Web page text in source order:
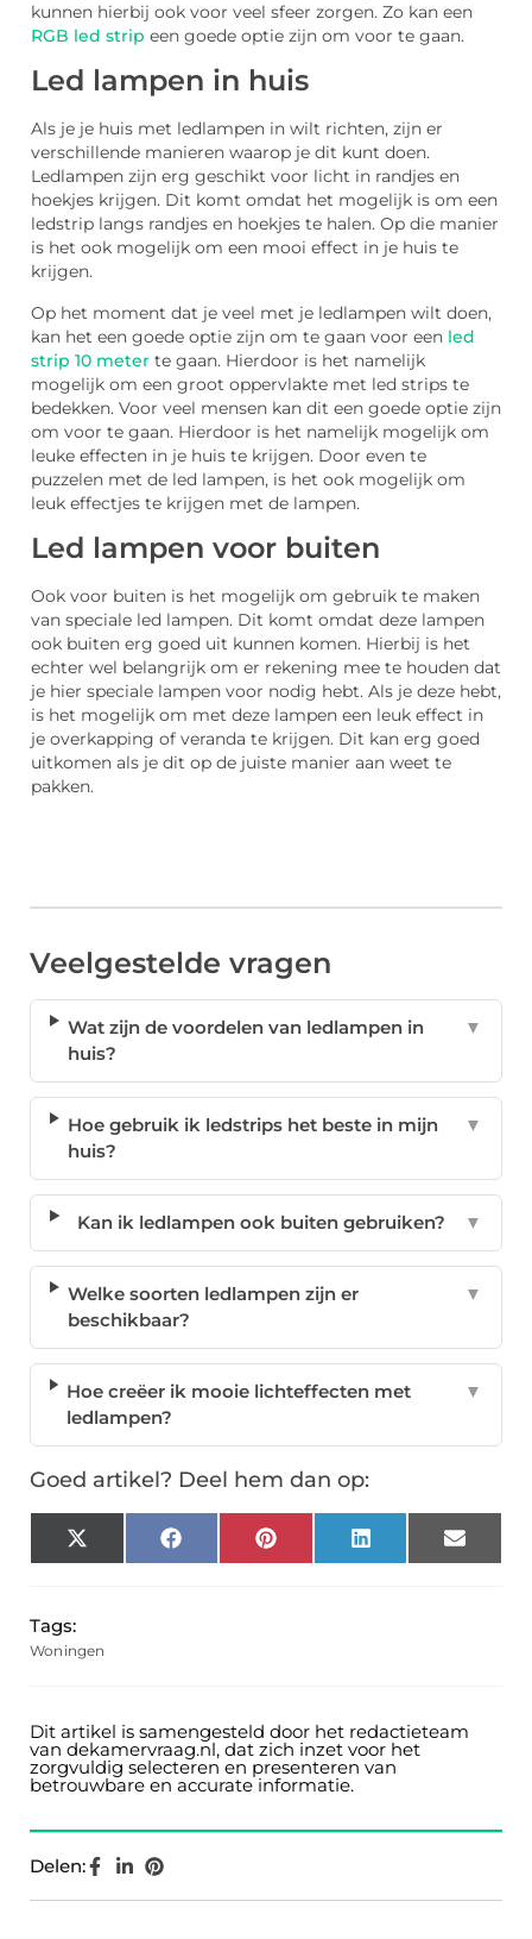
kunnen hierbij ook voor veel sfeer zorgen. Zo kan een
RGB led strip een goede optie zijn om voor te gaan.
Led lampen in huis
Als je je huis met ledlampen in wilt richten, zijn er
verschillende manieren waarop je dit kunt doen.
Ledlampen zijn erg geschikt voor licht in randjes en
hoekjes krijgen. Dit komt omdat het mogelijk is om een
ledstrip langs randjes en hoekjes te halen. Op die manier
is het ook mogelijk om een mooi effect in je huis te
krijgen.
Op het moment dat je veel met je ledlampen wilt doen,
kan het een goede optie zijn om te gaan voor een led
strip 10 meter te gaan. Hierdoor is het namelijk
mogelijk om een groot oppervlakte met led strips te
bedekken. Voor veel mensen kan dit een goede optie zijn
om voor te gaan. Hierdoor is het namelijk mogelijk om
leuke effecten in je huis te krijgen. Door even te
puzzelen met de led lampen, is het ook mogelijk om
leuk effectjes te krijgen met de lampen.
Led lampen voor buiten
Ook voor buiten is het mogelijk om gebruik te maken
van speciale led lampen. Dit komt omdat deze lampen
ook buiten erg goed uit kunnen komen. Hierbij is het
echter wel belangrijk om er rekening mee te houden dat
je hier speciale lampen voor nodig hebt. Als je deze hebt,
is het mogelijk om met deze lampen een leuk effect in
je overkapping of veranda te krijgen. Dit kan erg goed
uitkomen als je dit op de juiste manier aan weet te
pakken.
Veelgestelde vragen
Wat zijn de voordelen van ledlampen in
huis?
▼
Hoe gebruik ik ledstrips het beste in mijn
huis?
▼
Kan ik ledlampen ook buiten gebruiken? ▼
Welke soorten ledlampen zijn er
beschikbaar?
▼
Hoe creëer ik mooie lichteffecten met
ledlampen?
▼
Goed artikel? Deel hem dan op:
X
(Twitter)
FacebookPinterest LinkedIn Email
Tags:
Woningen
Dit artikel is samengesteld door het redactieteam
van dekamervraag.nl, dat zich inzet voor het
zorgvuldig selecteren en presenteren van
betrouwbare en accurate informatie.
Delen: